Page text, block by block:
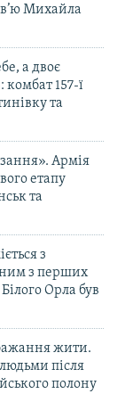
Михайла
а двоє
комбат 157-ї
та
Армія
етапу
та
з
з перших
Орла був
жити.
після
полону